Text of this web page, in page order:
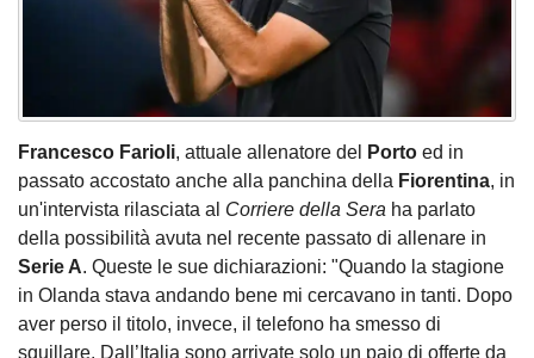
Francesco Farioli, attuale allenatore del Porto ed in
passato accostato anche alla panchina della Fiorentina, in
un'intervista rilasciata al Corriere della Sera ha parlato
della possibilità avuta nel recente passato di allenare in
Serie A. Queste le sue dichiarazioni: "Quando la stagione
in Olanda stava andando bene mi cercavano in tanti. Dopo
aver perso il titolo, invece, il telefono ha smesso di
squillare. Dall’Italia sono arrivate solo un paio di offerte da